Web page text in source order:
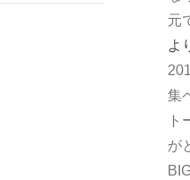
元
よ
集
ト
が